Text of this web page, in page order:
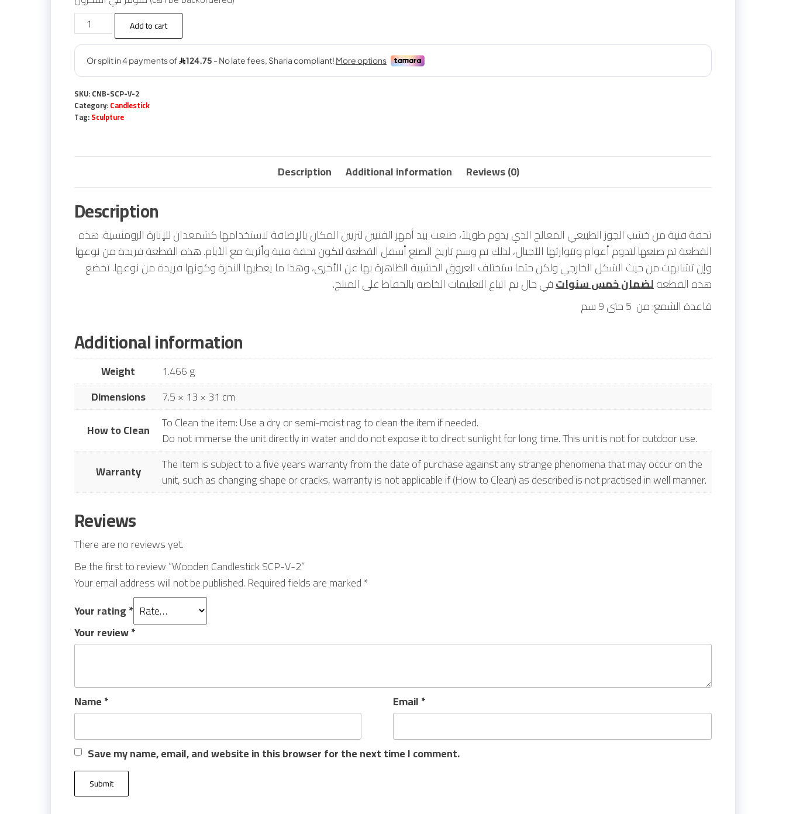
Wooden
Candlestick
SCP-
V-
quantity
Add to cart
SKU:CNB-SCP-V-2
Category:Candlestick
Tag:Sculpture
Description Additional information Reviews (0)
Description
تحفة فنية من خشب الجوز الطبيعي المعالج الذي يدوم طويلاً، صنعت بيد أمهر الفنيين لتزيين المكان بالإضافة لاستخدامها كشمعدان للإنارة الرومنسية. هذه
القطعة تم صنعها لتدوم أعوام وتتوارثها الأجيال، لذلك تم وسم تاريخ الصنع أسفل القطعة لتكون تحفة فنية وأثرية مع الأيام. هذه القطعة فريدة من نوعها
وإن تشابهت من حيث الشكل الخارجي ولكن حتما ستختلف العروق الخشبية الظاهرة بها عن الأخرى، وهذا ما يعطيها الندرة وكونها فريدة من نوعها. تخضع
هذه القطعةلضمان خمس سنواتفي حال تم اتباع التعليمات الخاصة بالحفاظ على المنتج.
قاعدة الشمع: من 5 حتى 9 سم
Additional information
Weight
1.466 g
Dimensions
7.5 × 13 × 31 cm
How to Clean
To Clean the item: Use a dry or semi-moist rag to clean the item if needed.
Do not immerse the unit directly in water and do not expose it to direct sunlight for long time. This unit is not for outdoor use.
Warranty
The item is subject to a five years warranty from the date of purchase against any strange phenomena that may occur on the
unit, such as changing shape or cracks, warranty is not applicable if (How to Clean) as described is not practised in well manner.
Reviews
There are no reviews yet.
Be the first to review “Wooden Candlestick SCP-V-2”
Your email address will not be published. Required fields are marked*
Your rating*
Your review*
Name* Email*
Save my name, email, and website in this browser for the next time I comment.